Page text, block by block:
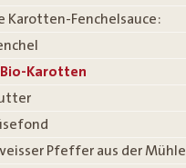
Karotten-Fenchelsauce:
Bio-Karotten
Pfeffer aus der Mühle